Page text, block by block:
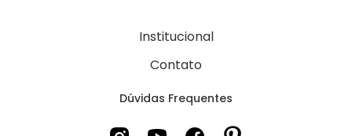
Institucional
Contato
Dúvidas Frequentes